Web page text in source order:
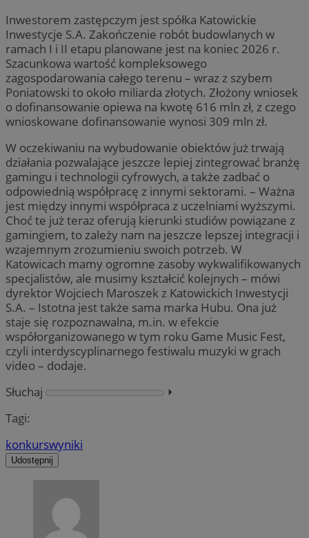
Inwestorem zastępczym jest spółka Katowickie
Inwestycje S.A. Zakończenie robót budowlanych w
ramach I i II etapu planowane jest na koniec 2026 r.
Szacunkowa wartość kompleksowego
zagospodarowania całego terenu – wraz z szybem
Poniatowski to około miliarda złotych. Złożony wniosek
o dofinansowanie opiewa na kwotę 616 mln zł, z czego
wnioskowane dofinansowanie wynosi 309 mln zł.
W oczekiwaniu na wybudowanie obiektów już trwają
działania pozwalające jeszcze lepiej zintegrować branżę
gamingu i technologii cyfrowych, a także zadbać o
odpowiednią współpracę z innymi sektorami. – Ważna
jest między innymi współpraca z uczelniami wyższymi.
Choć te już teraz oferują kierunki studiów powiązane z
gamingiem, to zależy nam na jeszcze lepszej integracji i
wzajemnym zrozumieniu swoich potrzeb. W
Katowicach mamy ogromne zasoby wykwalifikowanych
specjalistów, ale musimy kształcić kolejnych – mówi
dyrektor Wojciech Maroszek z Katowickich Inwestycji
S.A. – Istotna jest także sama marka Hubu. Ona już
staje się rozpoznawalna, m.in. w efekcie
współorganizowanego w tym roku Game Music Fest,
czyli interdyscyplinarnego festiwalu muzyki w grach
video – dodaje.
Słuchaj
⏵︎
Tagi:
konkurswyniki
Udostępnij